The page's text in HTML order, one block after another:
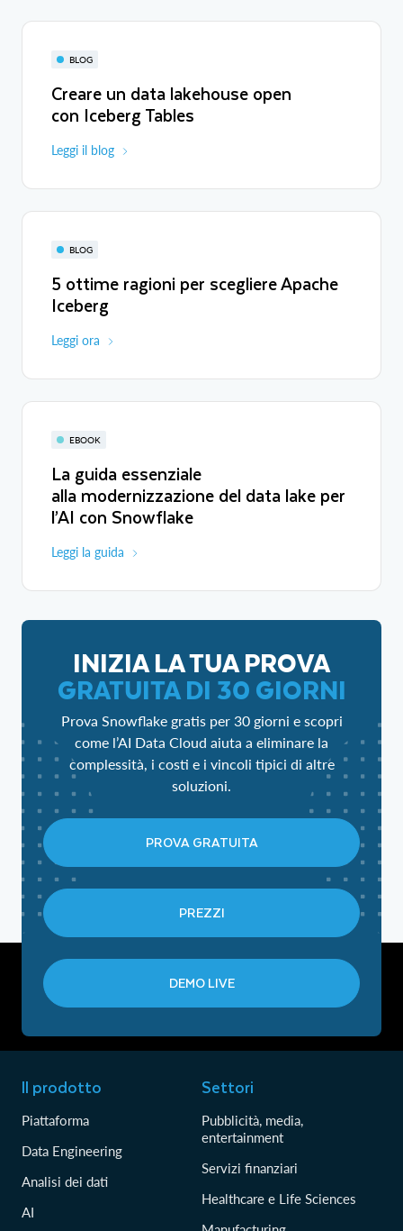
BLOG
Creare un data lakehouse open
con Iceberg Tables
Leggi il blog
BLOG
5 ottime ragioni per scegliere Apache
Iceberg
Leggi ora
EBOOK
La guida essenziale
alla modernizzazione del data lake per
l’AI con Snowflake
Leggi la guida
INIZIA LA TUA PROVA
GRATUITA DI 30 GIORNI
Prova Snowflake gratis per 30 giorni e scopri
come l’AI Data Cloud aiuta a eliminare la
complessità, i costi e i vincoli tipici di altre
soluzioni.
PROVA GRATUITA
PREZZI
DEMO LIVE
Il prodotto
Piattaforma
Data Engineering
Analisi dei dati
AI
Settori
Pubblicità, media,
entertainment
Servizi finanziari
Healthcare e Life Sciences